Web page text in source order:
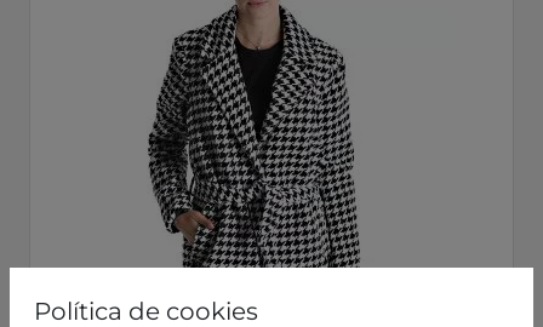
Política de cookies